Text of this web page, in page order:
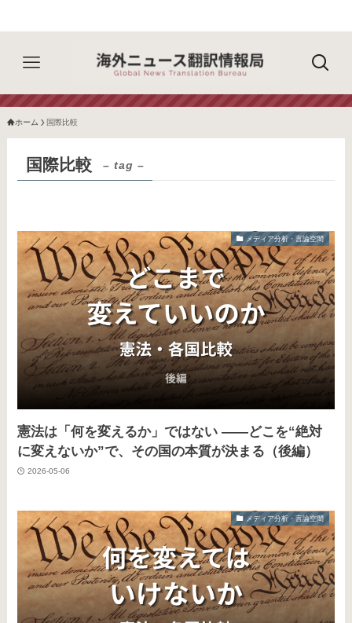
ホーム 国際比較
国際比較 – tag –
メディア分析・言論空間
憲法は「何を変えるか」ではない ——どこを“絶対
に変えないか”で、その国の本質が決まる（後編）
2026-05-06
メディア分析・言論空間